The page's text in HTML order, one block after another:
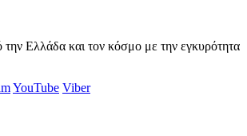
την Ελλάδα και τον κόσμο με την εγκυρότητα
YouTube Viber